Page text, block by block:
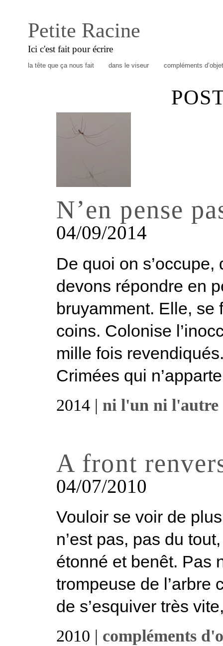
Petite Racine
Ici c'est fait pour écrire
la tête que ça nous fait dans le viseur compléments
N’en pense
04/09/2014
De quoi on
devons répondre en
bruyamment. Elle, se
coins. Colonise
mille fois
Crimées qui
2014 | ni l'un ni l'autre
A front
04/07/2010
Vouloir se voir de
n’est pas, pas du
étonné et benêt. Pas
trompeuse de l’arbre
de s’esquiver très
2010 | compléments